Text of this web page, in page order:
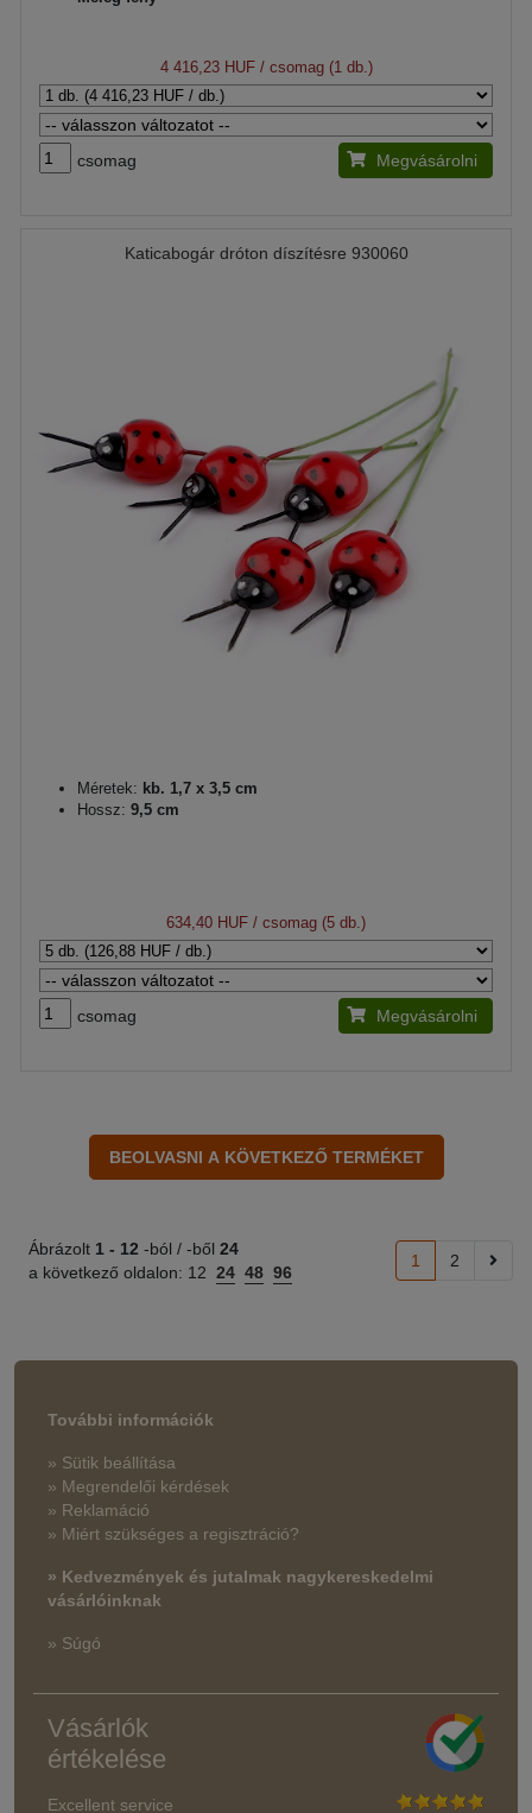
4 416,23 HUF/ csomag (1 db.)
csomag Megvásárolni
Katicabogár dróton díszítésre 930060
Méretek: kb. 1,7 x 3,5 cm
Hossz: 9,5 cm
634,40 HUF / csomag (5 db.)
csomag Megvásárolni
Ábrázolt 1 - 12 -ból / -ből 24
a következő oldalon: 12 24 48 96
1 2
További információk
» Sütik beállítása
» Megrendelői kérdések
» Reklamáció
» Miért szükséges a regisztráció?
» Kedvezmények és jutalmak nagykereskedelmi
vásárlóinknak
» Súgó
Vásárlók
értékelése
Excellent service